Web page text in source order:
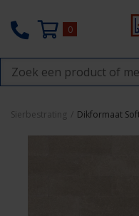
0
Sierbestrating Dikformaat